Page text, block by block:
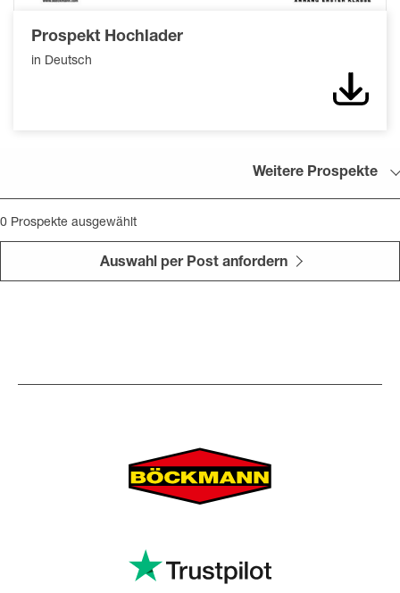
Prospekt Hochlader
in Deutsch
Weitere Prospekte
0 Prospekte ausgewählt
Auswahl per Post anfordern